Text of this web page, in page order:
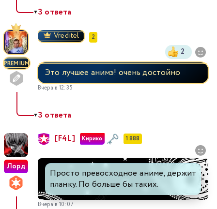
▼3 ответа
PREMIUM
Vreditel 2
2
Это лучшее анимэ! очень достойно
Вчера в 12:35
▼3 ответа
Лорд
[F4L] Кирико 1 888
Просто превосходное аниме, держит
планку. По больше бы таких.
Вчера в 10:07